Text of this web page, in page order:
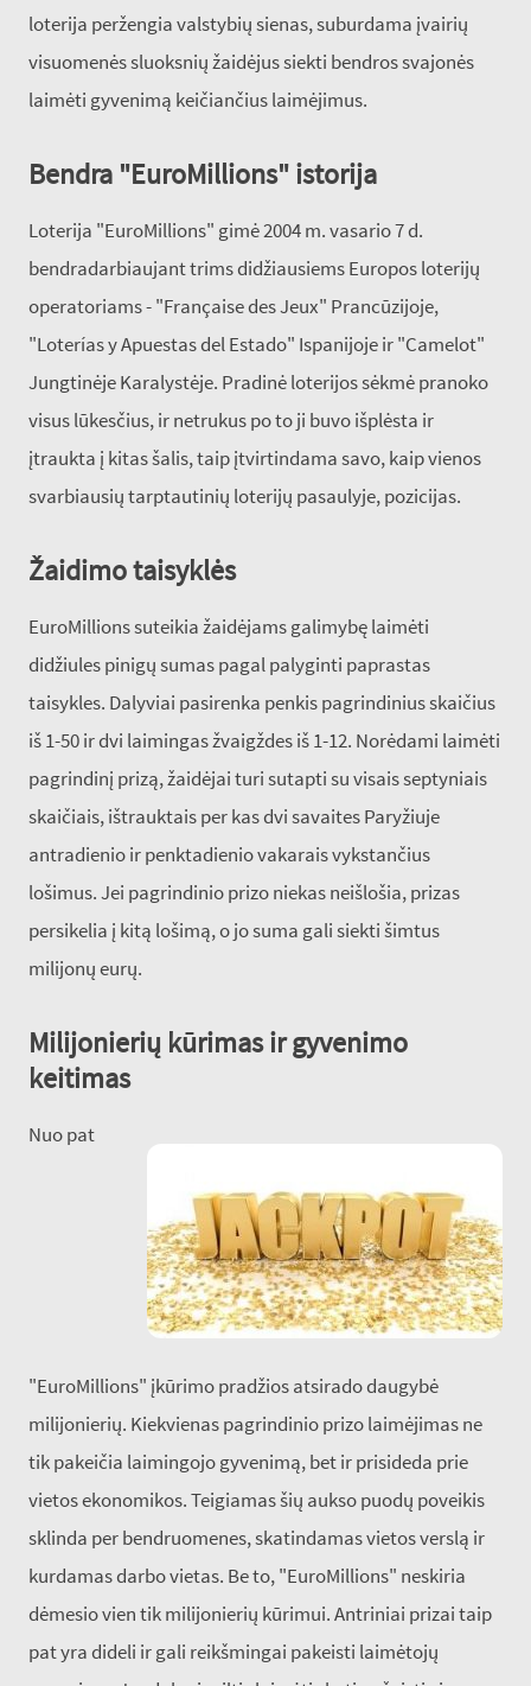
loterija peržengia valstybių sienas, suburdama įvairių
visuomenės sluoksnių žaidėjus siekti bendros svajonės
laimėti gyvenimą keičiančius laimėjimus.
Bendra "EuroMillions" istorija
Loterija "EuroMillions" gimė 2004 m. vasario 7 d.
bendradarbiaujant trims didžiausiems Europos loterijų
operatoriams - "Française des Jeux" Prancūzijoje,
"Loterías y Apuestas del Estado" Ispanijoje ir "Camelot"
Jungtinėje Karalystėje. Pradinė loterijos sėkmė pranoko
visus lūkesčius, ir netrukus po to ji buvo išplėsta ir
įtraukta į kitas šalis, taip įtvirtindama savo, kaip vienos
svarbiausių tarptautinių loterijų pasaulyje, pozicijas.
Žaidimo taisyklės
EuroMillions suteikia žaidėjams galimybę laimėti
didžiules pinigų sumas pagal palyginti paprastas
taisykles. Dalyviai pasirenka penkis pagrindinius skaičius
iš 1-50 ir dvi laimingas žvaigždes iš 1-12. Norėdami laimėti
pagrindinį prizą, žaidėjai turi sutapti su visais septyniais
skaičiais, ištrauktais per kas dvi savaites Paryžiuje
antradienio ir penktadienio vakarais vykstančius
lošimus. Jei pagrindinio prizo niekas neišlošia, prizas
persikelia į kitą lošimą, o jo suma gali siekti šimtus
milijonų eurų.
Milijonierių kūrimas ir gyvenimo
keitimas
Nuo pat
"EuroMillions" įkūrimo pradžios atsirado daugybė
milijonierių. Kiekvienas pagrindinio prizo laimėjimas ne
tik pakeičia laimingojo gyvenimą, bet ir prisideda prie
vietos ekonomikos. Teigiamas šių aukso puodų poveikis
sklinda per bendruomenes, skatindamas vietos verslą ir
kurdamas darbo vietas. Be to, "EuroMillions" neskiria
dėmesio vien tik milijonierių kūrimui. Antriniai prizai taip
pat yra dideli ir gali reikšmingai pakeisti laimėtojų